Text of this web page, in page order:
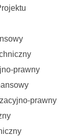
prawny
prawny